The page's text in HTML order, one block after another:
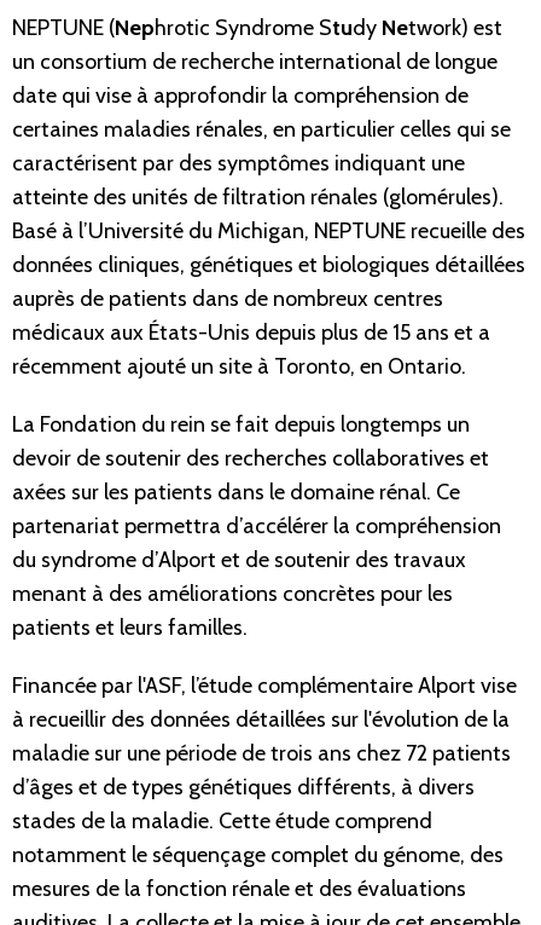
NEPTUNE (Nephrotic Syndrome Study Network) est
un consortium de recherche international de longue
date qui vise à approfondir la compréhension de
certaines maladies rénales, en particulier celles qui se
caractérisent par des symptômes indiquant une
atteinte des unités de filtration rénales (glomérules).
Basé à l’Université du Michigan, NEPTUNE recueille des
données cliniques, génétiques et biologiques détaillées
auprès de patients dans de nombreux centres
médicaux aux États-Unis depuis plus de 15 ans et a
récemment ajouté un site à Toronto, en Ontario.
La Fondation du rein se fait depuis longtemps un
devoir de soutenir des recherches collaboratives et
axées sur les patients dans le domaine rénal. Ce
partenariat permettra d’accélérer la compréhension
du syndrome d’Alport et de soutenir des travaux
menant à des améliorations concrètes pour les
patients et leurs familles.
Financée par l'ASF, l’étude complémentaire Alport vise
à recueillir des données détaillées sur l'évolution de la
maladie sur une période de trois ans chez 72 patients
d’âges et de types génétiques différents, à divers
stades de la maladie. Cette étude comprend
notamment le séquençage complet du génome, des
mesures de la fonction rénale et des évaluations